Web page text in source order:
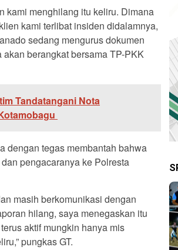
kami menghilang itu keliru. Dimana
kami terlibat insiden didalamnya,
sedang mengurus dokumen
berangkat bersama TP-PKK
Tandatangani Nota
dengan tegas membantah bahwa
pengacaranya ke Polresta
masih berkomunikasi dengan
hilang, saya menegaskan itu
aktif mungkin hanya mis
pungkas GT.